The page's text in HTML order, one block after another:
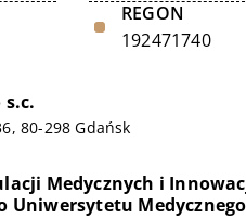
REGON
192471740
80-298 Gdańsk
Medycznych i
Uniwersytetu